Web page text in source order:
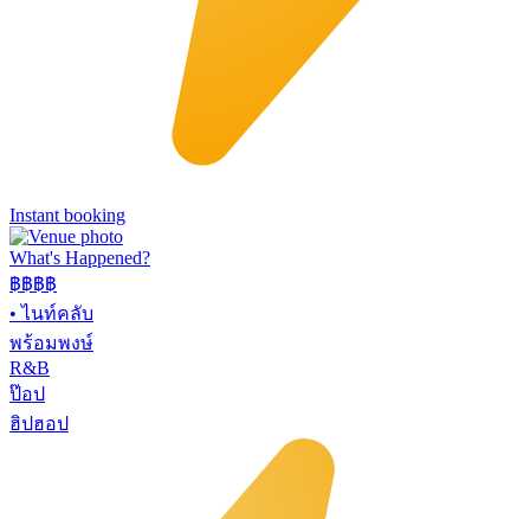
Instant booking
What's Happened?
฿฿฿฿
•ไนท์คลับ
พร้อมพงษ์
R&B
ป๊อป
ฮิปฮอป